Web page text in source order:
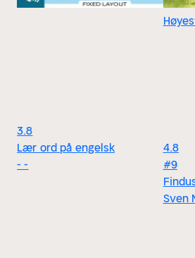
3.8
Lær ord på engelsk
- -
4.8
#9
Sven